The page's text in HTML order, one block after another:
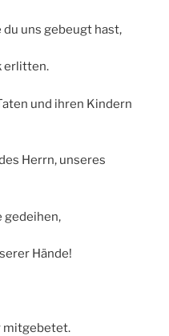
du uns gebeugt hast,
erlitten.
und ihren Kindern
Herrn, unseres
gedeihen,
Hände!
mitgebetet.